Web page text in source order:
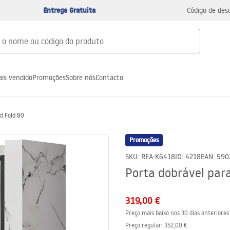
Entrega Gratuita Código de
vendidoPromoçõesSobre nósContacto
Fold 80
Promoções
SKU: REA-K6418ID: 4218EAN:
Porta dobrável
319,00 €
Preço mais baixo nos 30 dias
Preço regular: 352,00 €